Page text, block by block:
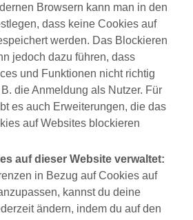
Browsern kann man in den
dass keine Cookies auf
werden. Das Blockieren
jedoch dazu führen, dass
und Funktionen nicht richtig
die Anmeldung als Nutzer. Für
es auch Erweiterungen, die das
auf Websites blockieren
auf dieser Website verwaltet:
in Bezug auf Cookies auf
kannst du deine
ändern, indem du auf den